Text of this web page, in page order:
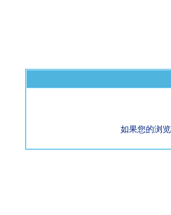
如果您的浏